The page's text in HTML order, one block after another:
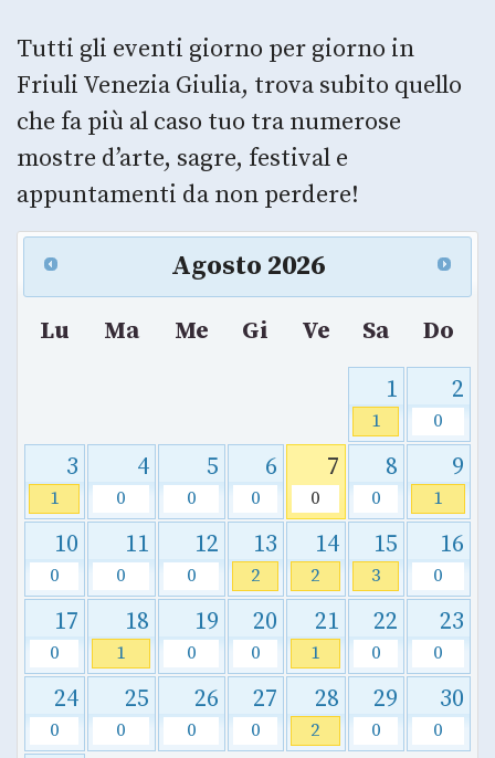
Tutti gli eventi giorno per giorno in
Friuli Venezia Giulia, trova subito quello
che fa più al caso tuo tra numerose
mostre d’arte, sagre, festival e
appuntamenti da non perdere!
Agosto 2026
Lu Ma Me Gi Ve Sa
Do
1
1
2
0
3
1
4
0
5
0
6
0
7
0
8
0
9
1
10
0
11
0
12
0
13
2
14
2
15
3
16
0
17
0
18
1
19
0
20
0
21
1
22
0
23
0
24
0
25
0
26
0
27
0
28
2
29
0
30
0